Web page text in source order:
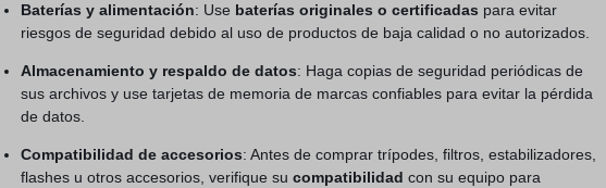
Baterías y alimentación: Use baterías originales o certificadas para evitar
riesgos de seguridad debido al uso de productos de baja calidad o no autorizados.
Almacenamiento y respaldo de datos: Haga copias de seguridad periódicas de
sus archivos y use tarjetas de memoria de marcas confiables para evitar la pérdida
de datos.
Compatibilidad de accesorios: Antes de comprar trípodes, filtros, estabilizadores,
flashes u otros accesorios, verifique sucompatibilidad con su equipo para